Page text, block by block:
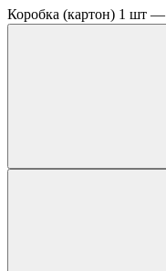
Коробка (картон) 1 шт —